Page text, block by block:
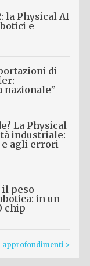
la Physical AI
e
di
nazionale”
La Physical
industriale:
agli errori
il peso
in un
chip
>